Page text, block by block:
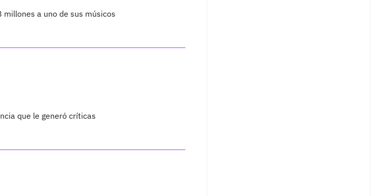
a uno de sus músicos
que le generó críticas